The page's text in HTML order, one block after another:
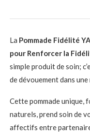
La Pommade Fidélité
pour Renforcer la
simple produit de soin;
de dévouement dans
Cette pommade unique,
naturels, prend soin de
affectifs entre